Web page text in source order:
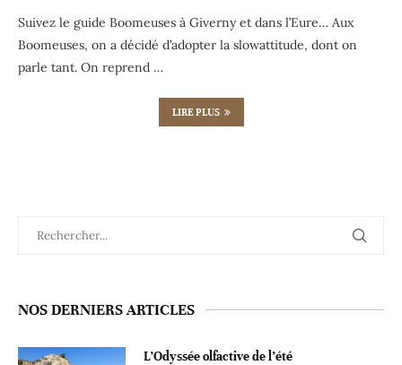
Suivez le guide Boomeuses à Giverny et dans l’Eure… Aux
Boomeuses, on a décidé d’adopter la slowattitude, dont on
parle tant. On reprend …
LIRE PLUS
NOS DERNIERS ARTICLES
L’Odyssée olfactive de l’été